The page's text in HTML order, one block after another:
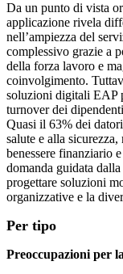
Da un punto di vista
applicazione rivela
nell’ampiezza del
complessivo grazie a
della forza lavoro e
coinvolgimento.
soluzioni digitali EAP
turnover dei
Quasi il 63% dei
salute e alla
benessere finanziario
domanda guidata
progettare soluzioni
organizzative e la
Per tipo
Preoccupazioni per